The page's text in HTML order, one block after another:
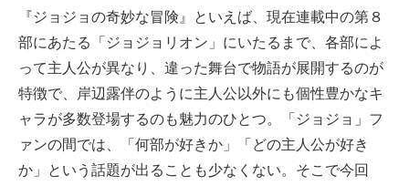
『ジョジョの奇妙な冒険』といえば、現在連載中の第８
部にあたる「ジョジョリオン」にいたるまで、各部によ
って主人公が異なり、違った舞台で物語が展開するのが
特徴で、岸辺露伴のように主人公以外にも個性豊かなキ
ャラが多数登場するのも魅力のひとつ。「ジョジョ」フ
ァンの間では、「何部が好きか」「どの主人公が好き
か」という話題が出ることも少なくない。そこで今回